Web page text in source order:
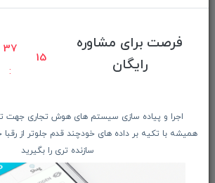
فرصت برای مشاوره
رایگان
37
15
اجرا و پیاده سازی سیستم های هوش تجاری جهت
همیشه با تکیه بر داده های خودچند قدم جلوتر از
سازنده تری را بگیرید
فـــروش عُمـده کــالا
شگفت انگیزان منتخب
دسترسی سریع